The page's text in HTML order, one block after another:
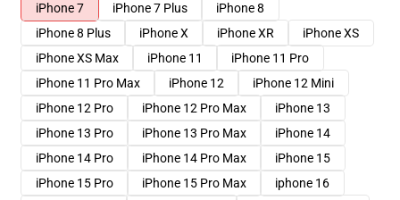
iPhone 7
iPhone 7 Plus
iPhone 8
iPhone 8 Plus
iPhone X iPhone XR
iPhone XS
iPhone XS Max
iPhone 11
iPhone 11 Pro
iPhone 11 Pro Max
iPhone 12
iPhone 12 Mini
iPhone 12 Pro
iPhone 12 Pro Max
iPhone 13
iPhone 13 Pro
iPhone 13 Pro Max
iPhone 14
iPhone 14 Pro
iPhone 14 Pro Max
iPhone 15
iPhone 15 Pro
iPhone 15 Pro Max
iphone 16